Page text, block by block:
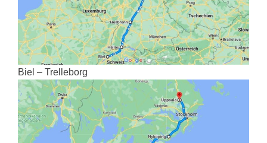
Biel – Trelleborg